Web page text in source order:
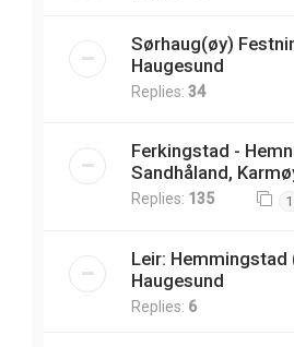
Sørhaug(øy)
Haugesund
Replies: 34
Ferkingstad -
Sandhåland,
Replies: 135 1
Leir: Hemmingstad
Haugesund
Replies: 6